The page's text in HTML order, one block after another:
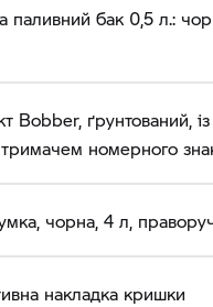
паливний бак 0,5 л.:
Bobber, ґрунтований, із
номерного
чорна, 4 л,
накладка кришки